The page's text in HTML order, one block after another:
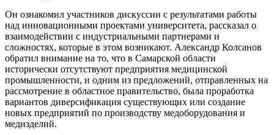
Он ознакомил участников дискуссии с результатами работы
над инновационными проектами университета, рассказал о
взаимодействии с индустриальными партнерами и
сложностях, которые в этом возникают. Александр Колсанов
обратил внимание на то, что в Самарской области
исторически отсутствуют предприятия медицинской
промышленности, и одним из предложений, отправленных на
рассмотрение в областное правительство, была проработка
вариантов диверсификация существующих или создание
новых предприятий по производству медоборудования и
медизделий.